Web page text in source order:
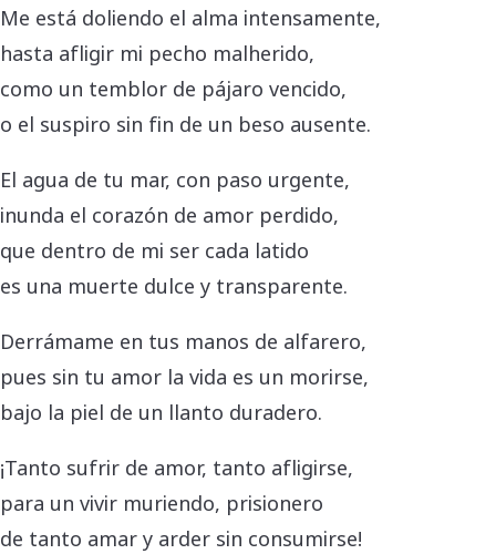
Me está doliendo el alma intensamente,
hasta afligir mi pecho malherido,
como un temblor de pájaro vencido,
o el suspiro sin fin de un beso ausente.
El agua de tu mar, con paso urgente,
inunda el corazón de amor perdido,
que dentro de mi ser cada latido
es una muerte dulce y transparente.
Derrámame en tus manos de alfarero,
pues sin tu amor la vida es un morirse,
bajo la piel de un llanto duradero.
¡Tanto sufrir de amor, tanto afligirse,
para un vivir muriendo, prisionero
de tanto amar y arder sin consumirse!